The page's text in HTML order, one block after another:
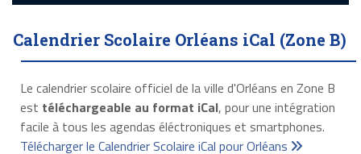
Calendrier Scolaire Orléans iCal (Zone B)
Le calendrier scolaire officiel de la ville d'Orléans en Zone B
est téléchargeable au format iCal, pour une intégration
facile à tous les agendas éléctroniques et smartphones.
Télécharger le Calendrier Scolaire iCal pour Orléans